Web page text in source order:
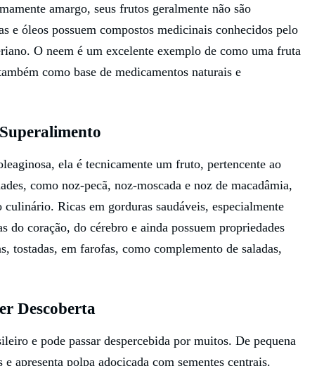
amargo, seus frutos geralmente não são
e óleos possuem compostos medicinais conhecidos pelo
O neem é um excelente exemplo de como uma fruta
como base de medicamentos naturais e
ela é tecnicamente um fruto, pertencente ao
como noz-pecã, noz-moscada e noz de macadâmia,
Ricas em gorduras saudáveis, especialmente
do coração, do cérebro e ainda possuem propriedades
tostadas, em farofas, como complemento de saladas,
Descoberta
e pode passar despercebida por muitos. De pequena
apresenta polpa adocicada com sementes centrais.